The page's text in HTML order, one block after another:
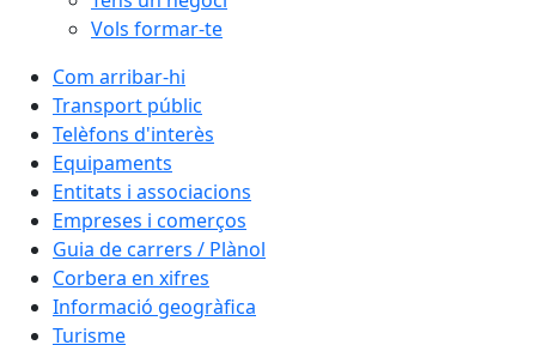
Vols formar-te
Com arribar-hi
Transport públic
Telèfons d'interès
Equipaments
Entitats i associacions
Empreses i comerços
Guia de carrers / Plànol
Corbera en xifres
Informació geogràfica
Turisme